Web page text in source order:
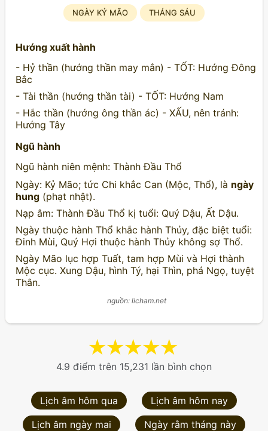
NGÀY KỶ MÃO THÁNG SÁU
Hướng xuất hành
- Hỷ thần (hướng thần may mắn) - TỐT: Hướng Đông
Bắc
- Tài thần (hướng thần tài) - TỐT: Hướng Nam
- Hắc thần (hướng ông thần ác) - XẤU, nên tránh:
Hướng Tây
Ngũ hành
Ngũ hành niên mệnh: Thành Đầu Thổ
Ngày: Kỷ Mão; tức Chi khắc Can (Mộc, Thổ), là ngày
hung(phạt nhật).
Nạp âm: Thành Đầu Thổ kị tuổi: Quý Dậu, Ất Dậu.
Ngày thuộc hành Thổ khắc hành Thủy, đặc biệt tuổi:
Đinh Mùi, Quý Hợi thuộc hành Thủy không sợ Thổ.
Ngày Mão lục hợp Tuất, tam hợp Mùi và Hợi thành
Mộc cục. Xung Dậu, hình Tý, hại Thìn, phá Ngọ, tuyệt
Thân.
nguồn: licham.net
★
★
★
★
★
4.9 điểm trên 15,231 lần bình chọn
Lịch âm hôm qua
Lịch âm hôm nay
Lịch âm ngày mai
Ngày rằm tháng này